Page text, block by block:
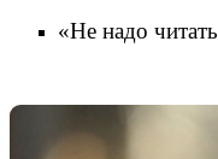
«Не надо